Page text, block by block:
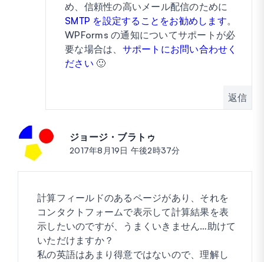
め、信頼性の高いメール配信のために
SMTP を設定することをお勧めします。
WPForms の通知についてサポートが必
要な場合は、 サポートにお問い合わせく
ださい 🙂
返信
ジョージ・ブラトゥ
2017年8月19日 午後2時37分
計算フィールドのあるページがあり、それを
コンタクトフォームで表示して計算結果を表
示したいのですが、うまくいきません…助けて
いただけますか？
私の英語はあまり得意ではないので、理解し